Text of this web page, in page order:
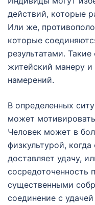
действий, которые
Или же,
которые
результатами.
житейский манеру
намерений.
В определенных
может
Человек может в
физкультурой,
доставляет удачу,
сосредоточенность
существенными
соединение с